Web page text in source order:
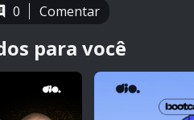
0 Comentar
para você